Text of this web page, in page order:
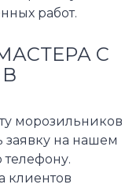
работ.
С
морозильников
заявку на нашем
телефону.
клиентов